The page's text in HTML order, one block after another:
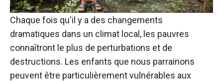
Chaque fois qu'il y a des changements
dramatiques dans un climat local, les pauvres
connaîtront le plus de perturbations et de
destructions. Les enfants que nous parrainons
peuvent être particulièrement vulnérables aux